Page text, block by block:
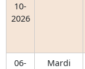
10-
2026
06-
Mardi